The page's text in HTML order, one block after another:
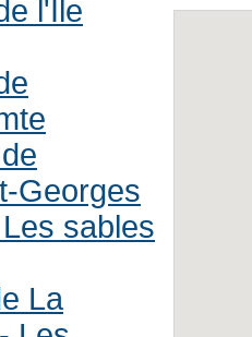
l'Île
Georges
sables
La